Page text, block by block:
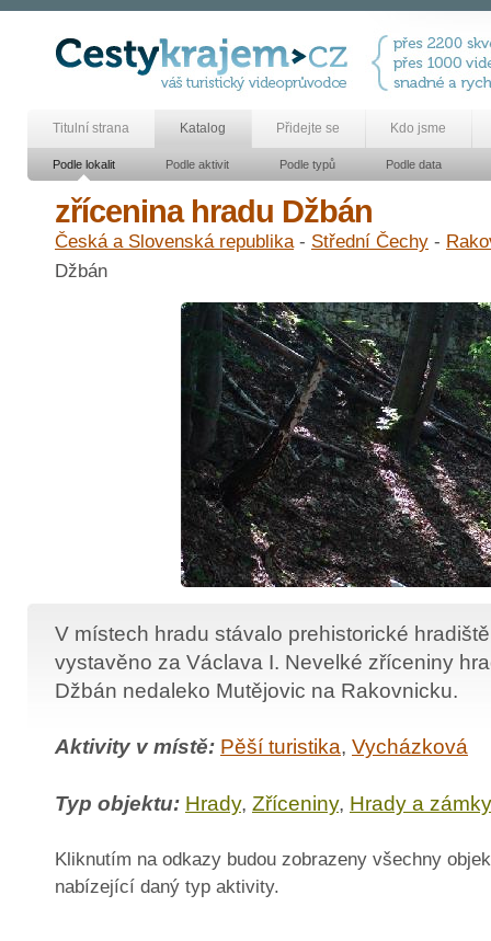
Titulní strana Katalog Přidejte se Kdo jsme
Podle lokalit Podle aktivit Podle typů Podle data
zřícenina hradu Džbán
Česká a Slovenská republika- Střední Čechy -
Džbán
V místech hradu stávalo prehistorické
vystavěno za Václava I. Nevelké zříceniny
Džbán nedaleko Mutějovic na Rakovnicku.
Aktivity v místě: Pěší turistika, Vycházková
Typ objektu: Hrady, Zříceniny, Hrady a zámky
Kliknutím na odkazy budou zobrazeny všechny
nabízející daný typ aktivity.